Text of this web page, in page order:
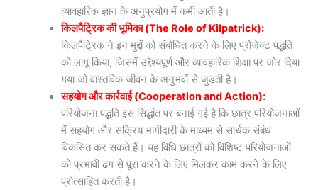
व्यावहारिक ज्ञान के अनुप्रयोग में कमी आती है।
किलपैट्रिक की भूमिका (The Role of Kilpatrick):
किलपैट्रिक ने इन मुद्दों को संबोधित करने के लिए प्रोजेक्ट पद्धति
को लागू किया, जिसमें उद्देश्यपूर्ण और व्यावहारिक शिक्षा पर जोर दिया
गया जो वास्तविक जीवन के अनुभवों से जुड़ती है।
सहयोग और कार्रवाई (Cooperation and Action):
परियोजना पद्धति इस सिद्धांत पर बनाई गई है कि छात्र परियोजनाओं
में सहयोग और सक्रिय भागीदारी के माध्यम से सार्थक संबंध
विकसित कर सकते हैं। यह विधि छात्रों को विशिष्ट परियोजनाओं
को प्रभावी ढंग से पूरा करने के लिए मिलकर काम करने के लिए
प्रोत्साहित करती है।